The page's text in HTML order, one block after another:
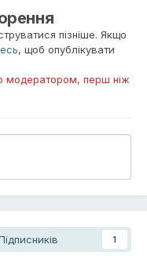
пізніше. Якщо
, щоб опублікувати
модератором, перш ніж
1